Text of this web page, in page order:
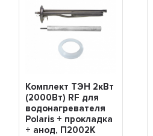
Комплект ТЭН 2кВт
(2000Вт) RF для
водонагревателя
Polaris + прокладка
+ анод, П2002K